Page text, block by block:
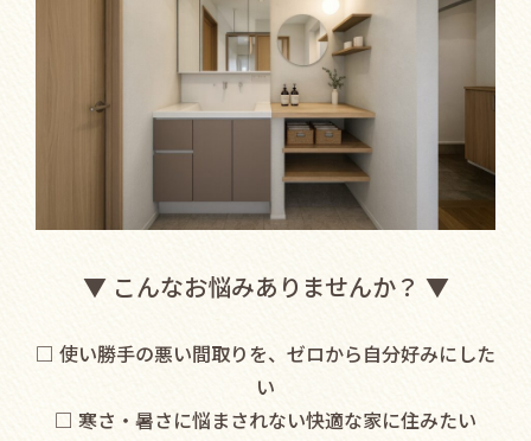
▼ こんなお悩みありませんか？ ▼
□ 使い勝手の悪い間取りを、ゼロから自分好みにした
い
□ 寒さ・暑さに悩まされない快適な家に住みたい